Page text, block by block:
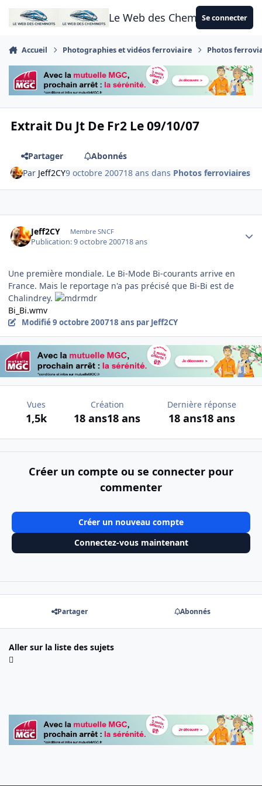
Aller au contenu
Le Web des CheminotsSe connecter
Accueil Photographies et vidéos ferroviaire Photos
Extrait Du Jt De Fr2 Le 09/10/07
Partager
Abonnés
Par Jeff2CY9 octobre 200718 ans dans Photos ferroviaires
Jeff2CY Membre SNCF
Publication:9 octobre 200718 ans
Une première mondiale. Le Bi-Mode Bi-courants arrive en
France. Mais le reportage n'a pas précisé que Bi-Bi est de
Chalindrey.
Bi_Bi.wmv
Modifié9 octobre 200718 ans par Jeff2CY
Vues
1,5k
Création
18 ans18 ans
Dernière réponse
18 ans18 ans
Créer un compte ou se connecter pour
commenter
Créer un nouveau compte
Connectez-vous maintenant
Partager Abonnés
Aller sur la liste des sujets